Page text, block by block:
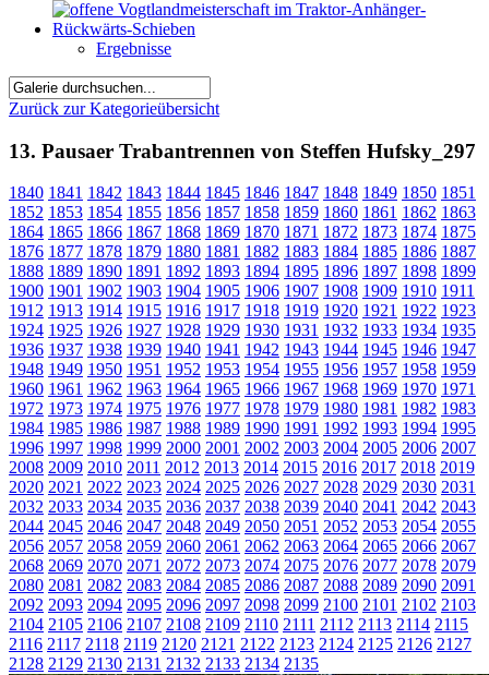
Ergebnisse
Zurück zur Kategorieübersicht
13. Pausaer Trabantrennen von Steffen Hufsky_297
1840 1841 1842 1843 1844 1845 1846 1847 1848 1849 1850 1851
1852 1853 1854 1855 1856 1857 1858 1859 1860 1861 1862 1863
1864 1865 1866 1867 1868 1869 1870 1871 1872 1873 1874 1875
1876 1877 1878 1879 1880 1881 1882 1883 1884 1885 1886 1887
1888 1889 1890 1891 1892 1893 1894 1895 1896 1897 1898 1899
1900 1901 1902 1903 1904 1905 1906 1907 1908 1909 1910 1911
1912 1913 1914 1915 1916 1917 1918 1919 1920 1921 1922 1923
1924 1925 1926 1927 1928 1929 1930 1931 1932 1933 1934 1935
1936 1937 1938 1939 1940 1941 1942 1943 1944 1945 1946 1947
1948 1949 1950 1951 1952 1953 1954 1955 1956 1957 1958 1959
1960 1961 1962 1963 1964 1965 1966 1967 1968 1969 1970 1971
1972 1973 1974 1975 1976 1977 1978 1979 1980 1981 1982 1983
1984 1985 1986 1987 1988 1989 1990 1991 1992 1993 1994 1995
1996 1997 1998 1999 2000 2001 2002 2003 2004 2005 2006 2007
2008 2009 2010 2011 2012 2013 2014 2015 2016 2017 2018 2019
2020 2021 2022 2023 2024 2025 2026 2027 2028 2029 2030 2031
2032 2033 2034 2035 2036 2037 2038 2039 2040 2041 2042 2043
2044 2045 2046 2047 2048 2049 2050 2051 2052 2053 2054 2055
2056 2057 2058 2059 2060 2061 2062 2063 2064 2065 2066 2067
2068 2069 2070 2071 2072 2073 2074 2075 2076 2077 2078 2079
2080 2081 2082 2083 2084 2085 2086 2087 2088 2089 2090 2091
2092 2093 2094 2095 2096 2097 2098 2099 2100 2101 2102 2103
2104 2105 2106 2107 2108 2109 2110 2111 2112 2113 2114 2115
2116 2117 2118 2119 2120 2121 2122 2123 2124 2125 2126 2127
2128 2129 2130 2131 2132 2133 2134 2135